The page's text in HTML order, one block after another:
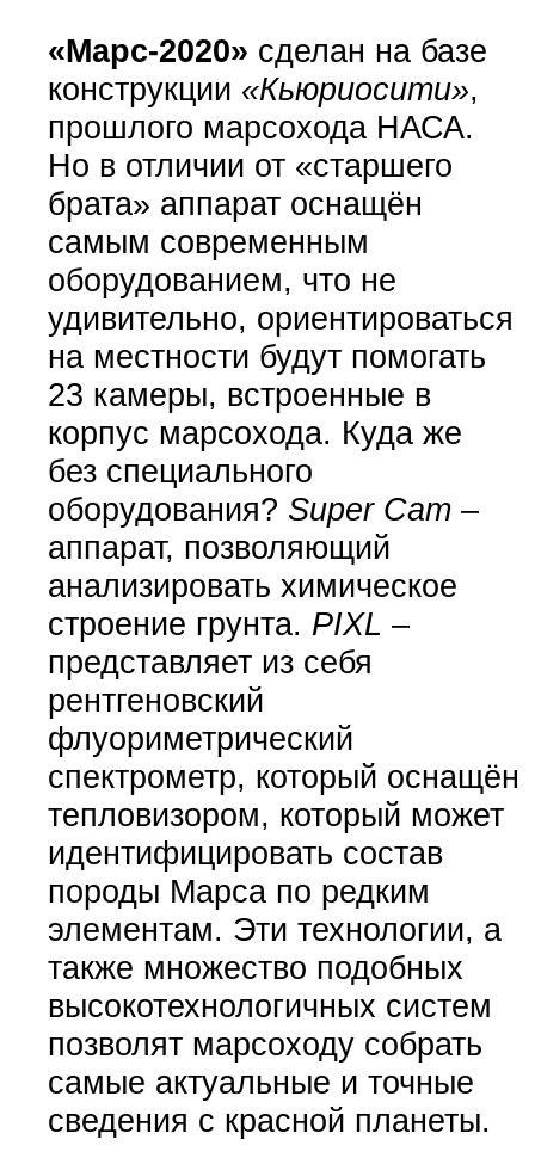
«Марс-2020» сделан на базе
конструкции «Кьюриосити»,
прошлого марсохода НАСА.
Но в отличии от «старшего
брата» аппарат оснащён
самым современным
оборудованием, что не
удивительно, ориентироваться
на местности будут помогать
23 камеры, встроенные в
корпус марсохода. Куда же
без специального
оборудования? Super Cam–
аппарат, позволяющий
анализировать химическое
строение грунта. PIXL –
представляет из себя
рентгеновский
флуориметрический
спектрометр, который оснащён
тепловизором, который может
идентифицировать состав
породы Марса по редким
элементам. Эти технологии, а
также множество подобных
высокотехнологичных систем
позволят марсоходу собрать
самые актуальные и точные
сведения с красной планеты.